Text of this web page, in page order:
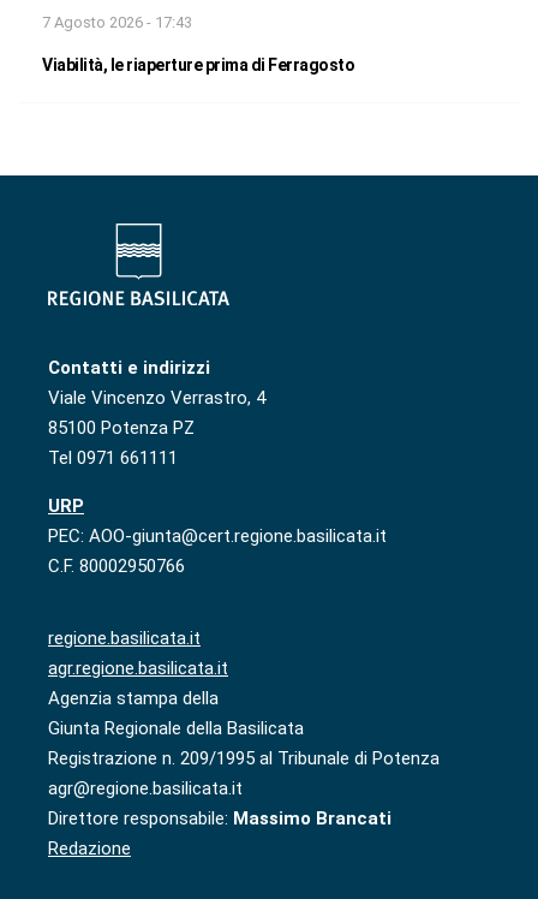
7 Agosto 2026 - 17:43
Viabilità, le riaperture prima di Ferragosto
Contatti e indirizzi
Viale Vincenzo Verrastro, 4
85100 Potenza PZ
Tel 0971 661111
URP
PEC: AOO-giunta@cert.regione.basilicata.it
C.F. 80002950766
regione.basilicata.it
agr.regione.basilicata.it
Agenzia stampa della
Giunta Regionale della Basilicata
Registrazione n. 209/1995 al Tribunale di Potenza
agr@regione.basilicata.it
Direttore responsabile: Massimo Brancati
Redazione